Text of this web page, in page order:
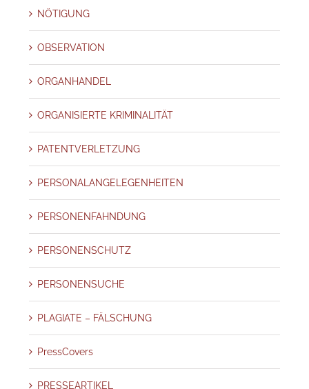
NÖTIGUNG
OBSERVATION
ORGANHANDEL
ORGANISIERTE KRIMINALITÄT
PATENTVERLETZUNG
PERSONALANGELEGENHEITEN
PERSONENFAHNDUNG
PERSONENSCHUTZ
PERSONENSUCHE
PLAGIATE – FÄLSCHUNG
PressCovers
PRESSEARTIKEL